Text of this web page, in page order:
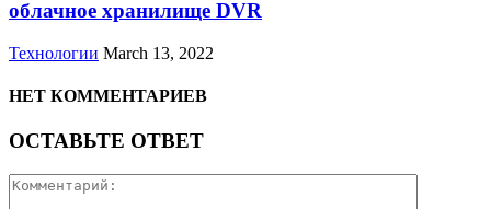
облачное хранилище DVR
Технологии March 13, 2022
НЕТ КОММЕНТАРИЕВ
ОСТАВЬТЕ ОТВЕТ